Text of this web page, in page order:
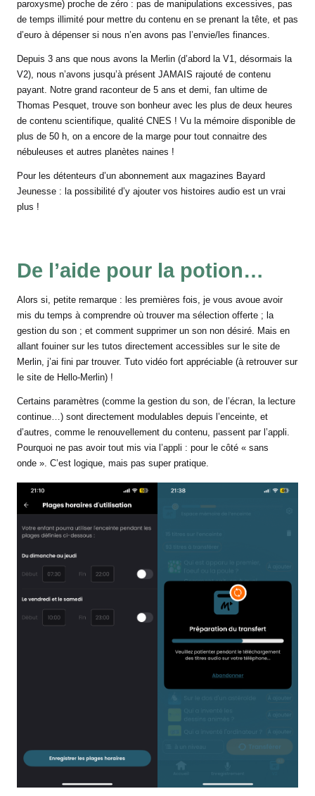
paroxysme) proche de zéro : pas de manipulations excessives, pas
de temps illimité pour mettre du contenu en se prenant la tête, et pas
d’euro à dépenser si nous n’en avons pas l’envie/les finances.
Depuis 3 ans que nous avons la Merlin (d’abord la V1, désormais la
V2), nous n’avons jusqu’à présent JAMAIS rajouté de contenu
payant. Notre grand raconteur de 5 ans et demi, fan ultime de
Thomas Pesquet, trouve son bonheur avec les plus de deux heures
de contenu scientifique, qualité CNES ! Vu la mémoire disponible de
plus de 50 h, on a encore de la marge pour tout connaitre des
nébuleuses et autres planètes naines !
Pour les détenteurs d’un abonnement aux magazines Bayard
Jeunesse : la possibilité d’y ajouter vos histoires audio est un vrai
plus !
De l’aide pour la potion…
Alors si, petite remarque : les premières fois, je vous avoue avoir
mis du temps à comprendre où trouver ma sélection offerte ; la
gestion du son ; et comment supprimer un son non désiré. Mais en
allant fouiner sur les tutos directement accessibles sur le site de
Merlin, j’ai fini par trouver. Tuto vidéo fort appréciable (à retrouver sur
le site de Hello-Merlin) !
Certains paramètres (comme la gestion du son, de l’écran, la lecture
continue…) sont directement modulables depuis l’enceinte, et
d’autres, comme le renouvellement du contenu, passent par l’appli.
Pourquoi ne pas avoir tout mis via l’appli : pour le côté « sans
onde ». C’est logique, mais pas super pratique.